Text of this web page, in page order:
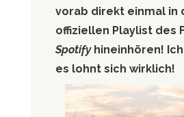
vorab direkt einmal in
offiziellen Playlist des
Spotifyhineinhören! Ich
es lohnt sich wirklich!